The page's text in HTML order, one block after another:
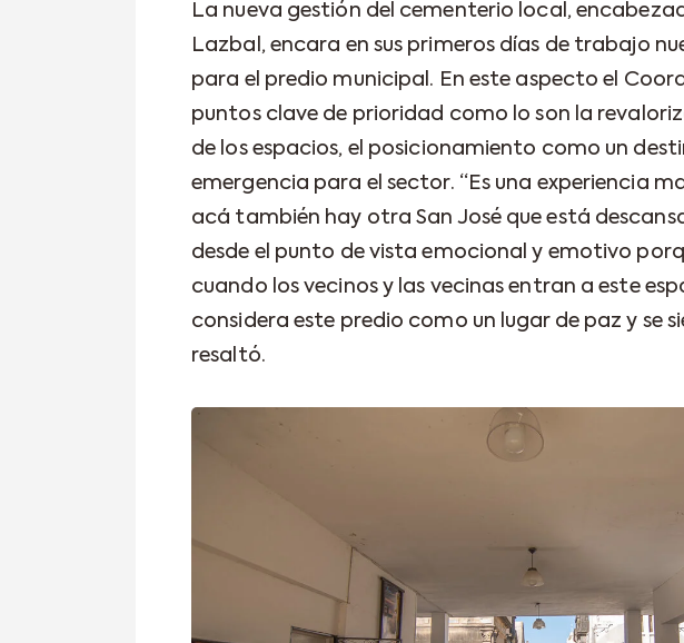
La nueva gestión del cementerio local,
Lazbal, encara en sus primeros días de trabajo
para el predio municipal. En este aspecto el
puntos clave de prioridad como lo son la
de los espacios, el posicionamiento como un
emergencia para el sector. “Es una experiencia
acá también hay otra San José que está
desde el punto de vista emocional y emotivo
cuando los vecinos y las vecinas entran a este
considera este predio como un lugar de paz y se
resaltó.